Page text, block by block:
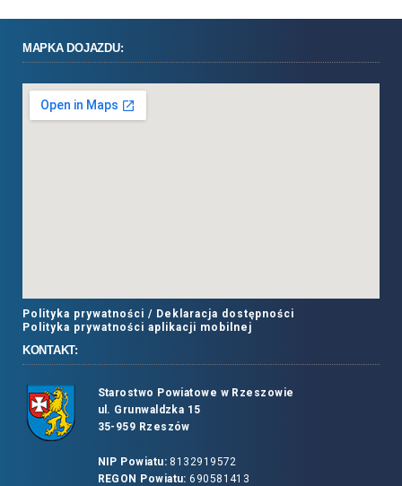
MAPKA DOJAZDU:
Polityka prywatności / Deklaracja dostępności
Polityka prywatności aplikacji mobilnej
KONTAKT:
Starostwo Powiatowe w Rzeszowie
ul. Grunwaldzka 15
35-959 Rzeszów
NIP Powiatu:8132919572
REGON Powiatu: 690581413